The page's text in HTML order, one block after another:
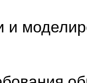
и